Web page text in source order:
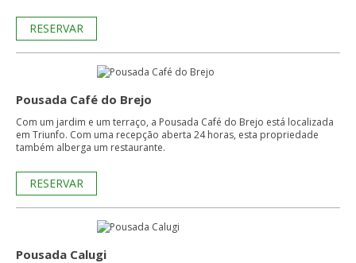
RESERVAR
Pousada Café do Brejo
Com um jardim e um terraço, a Pousada Café do Brejo está localizada
em Triunfo. Com uma recepção aberta 24 horas, esta propriedade
também alberga um restaurante.
RESERVAR
Pousada Calugi